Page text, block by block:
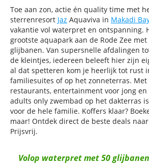
Toe aan zon, actie én quality time met
sterrenresort Jaz Aquaviva in Makadi
vakantie vol waterpret en ontspanning.
grootste aquapark aan de Rode Zee
glijbanen. Van supersnelle afdalingen
de kleintjes, iedereen beleeft hier zijn
al dat spetteren kom je heerlijk tot rust
familiesuites of op het zonneterras. Met
restaurants, entertainment voor jong en
adults only zwembad op het dakterras
voor de hele familie. Koffers klaar?
maar! Ontdek direct de beste deals
Prijsvrij.
Volop waterpret met 50